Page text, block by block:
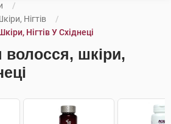
Нігтів
Нігтів У Східнеці
волосся, шкіри,